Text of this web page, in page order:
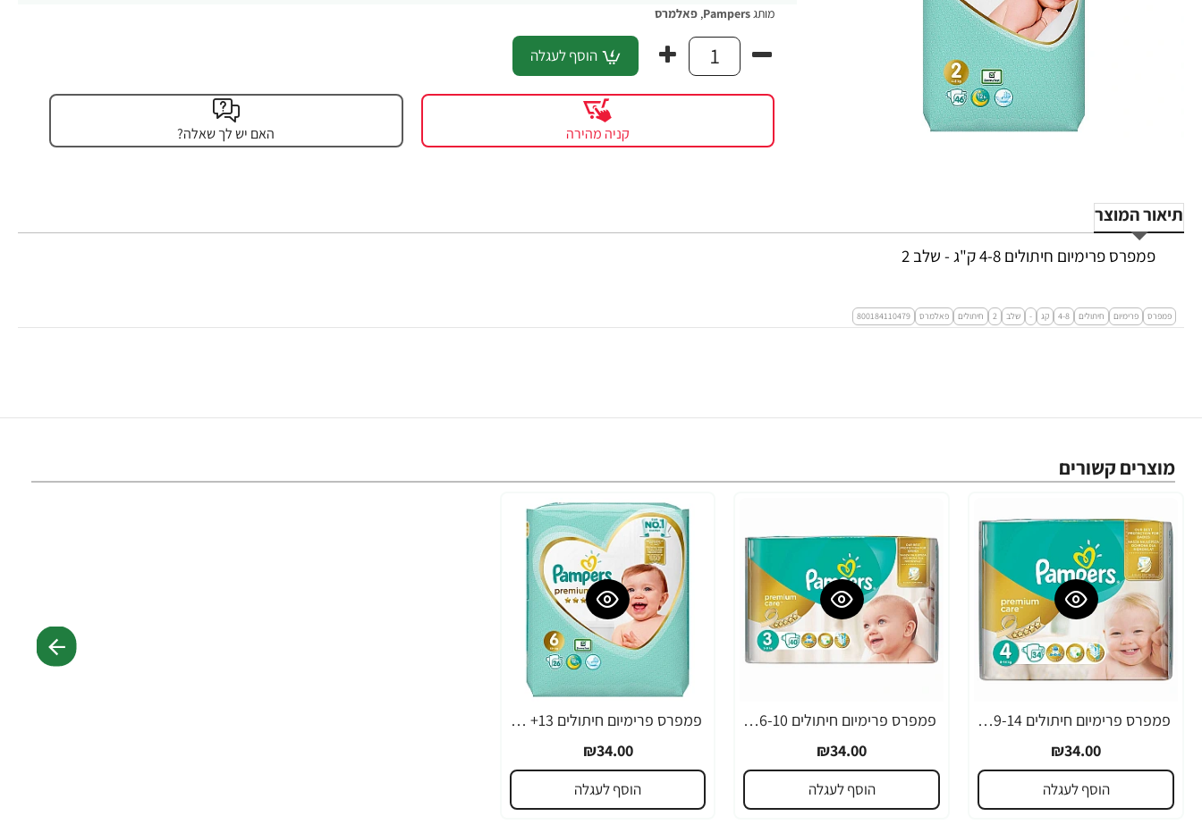
מותגPampers
, פאלמרס
הוסף לעגלה
קניה מהירה האם יש לך שאלה?
תיאור המוצר
פמפרס פרימיום חיתולים 4-8 ק"ג - שלב 2
פמפרס פרימיום חיתולים 4-8 קג - שלב 2 חיתולים פאלמרס 800184110479
מוצרים קשורים
פמפרס פרימיום חיתולים 9-14 ק"ג - שלב 4
₪34.00
הוסף לעגלה
פמפרס פרימיום חיתולים 6-10 ק"ג - שלב 3
₪34.00
הוסף לעגלה
פמפרס פרימיום חיתולים 13+ ק"ג - שלב 6
₪34.00
הוסף לעגלה